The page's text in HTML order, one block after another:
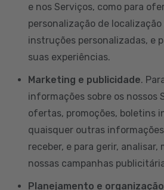
e nos Serviços, como para
personalização de
instruções personalizadas, e
suas experiências.
Marketing e publicidade.
informações sobre os nossos
ofertas, promoções, boletins
quaisquer outras
receber, e para gerir, analisar,
nossas campanhas
Planejamento e